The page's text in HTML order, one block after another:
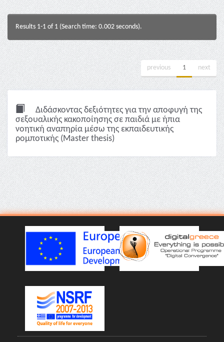
Results 1-1 of 1 (Search time: 0.002 seconds).
previous 1 next
Διδάσκοντας δεξιότητες για την αποφυγή της
σεξουαλικής κακοποίησης σε παιδιά με ήπια
νοητική αναπηρία μέσω της εκπαιδευτικής
ρομποτικής (Master thesis)